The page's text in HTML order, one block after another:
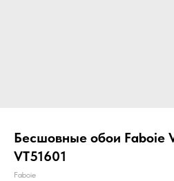
Бесшовные обои Faboie
VT51601
Faboie